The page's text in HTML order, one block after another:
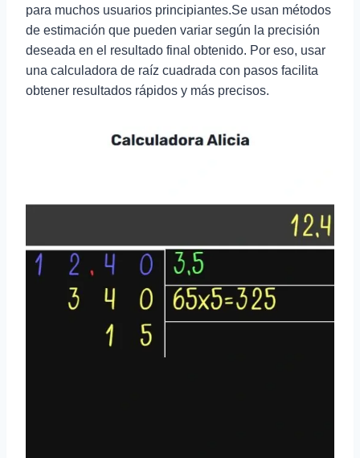
para muchos usuarios principiantes.Se usan métodos
de estimación que pueden variar según la precisión
deseada en el resultado final obtenido. Por eso, usar
una calculadora de raíz cuadrada con pasos facilita
obtener resultados rápidos y más precisos.